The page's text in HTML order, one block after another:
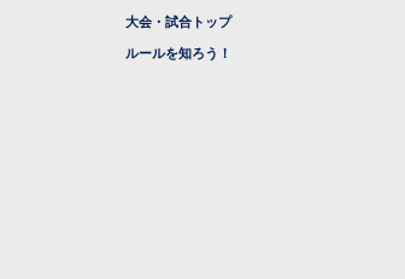
大会・試合トップ
ルールを知ろう！